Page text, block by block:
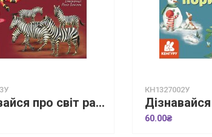
Дізнавайся про світ разом із нами! Кольори у світі тварин
КН1327002У
60.00₴